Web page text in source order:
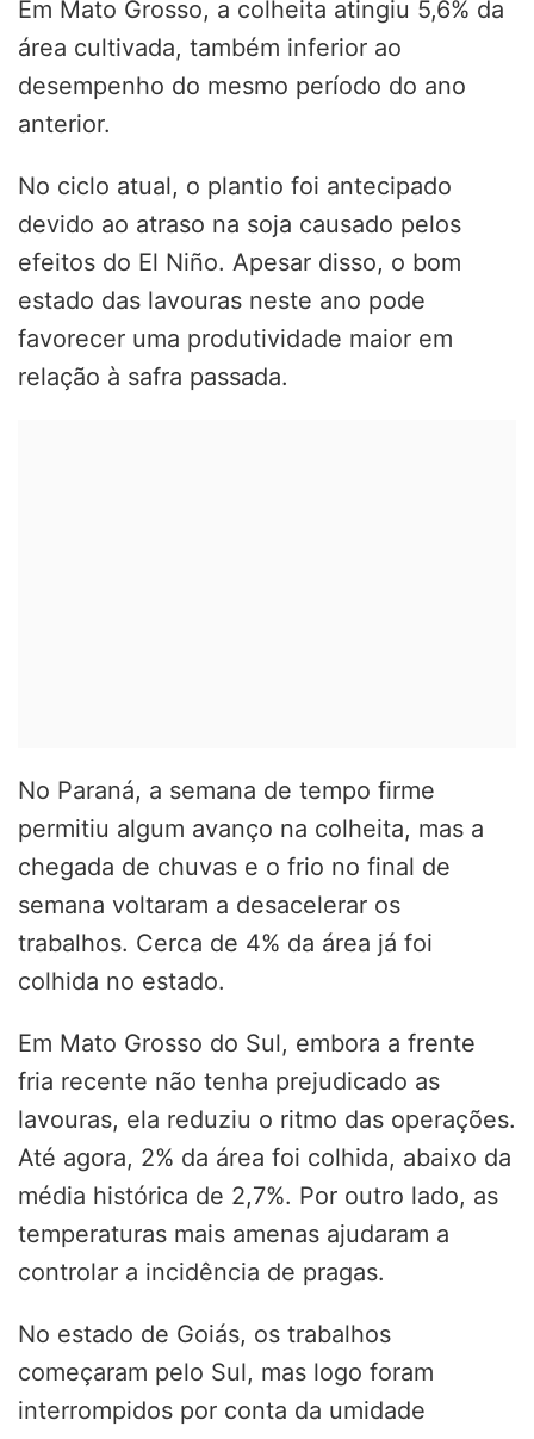
Em Mato Grosso, a colheita atingiu 5,6% da
área cultivada, também inferior ao
desempenho do mesmo período do ano
anterior.
No ciclo atual, o plantio foi antecipado
devido ao atraso na soja causado pelos
efeitos do El Niño. Apesar disso, o bom
estado das lavouras neste ano pode
favorecer uma produtividade maior em
relação à safra passada.
No Paraná, a semana de tempo firme
permitiu algum avanço na colheita, mas a
chegada de chuvas e o frio no final de
semana voltaram a desacelerar os
trabalhos. Cerca de 4% da área já foi
colhida no estado.
Em Mato Grosso do Sul, embora a frente
fria recente não tenha prejudicado as
lavouras, ela reduziu o ritmo das operações.
Até agora, 2% da área foi colhida, abaixo da
média histórica de 2,7%. Por outro lado, as
temperaturas mais amenas ajudaram a
controlar a incidência de pragas.
No estado de Goiás, os trabalhos
começaram pelo Sul, mas logo foram
interrompidos por conta da umidade